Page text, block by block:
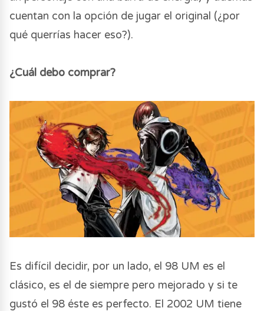
cuentan con la opción de jugar el original (¿por
qué querrías hacer eso?).
¿Cuál debo comprar?
Es difícil decidir, por un lado, el 98 UM es el
clásico, es el de siempre pero mejorado y si te
gustó el 98 éste es perfecto. El 2002 UM tiene